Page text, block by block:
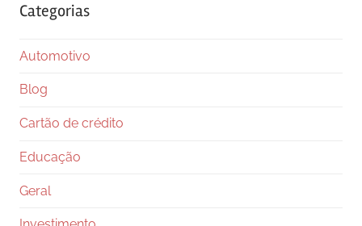
Categorias
Automotivo
Blog
Cartão de crédito
Educação
Geral